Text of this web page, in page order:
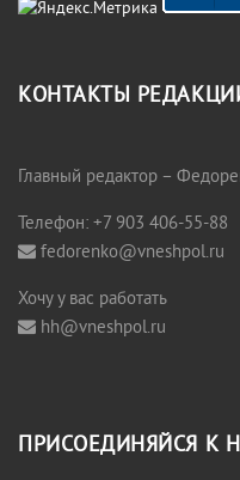
КОНТАКТЫ
Главный редактор –
Телефон: +7 903 406-55-88
fedorenko@vneshpol.ru
Хочу у вас работать
hh@vneshpol.ru
ПРИСОЕДИНЯЙСЯ К